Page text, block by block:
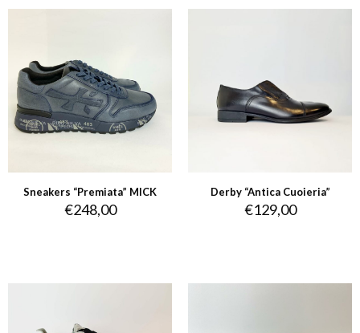
Sneakers “Premiata” MICK
€248,00
Derby “Antica Cuoieria”
€129,00